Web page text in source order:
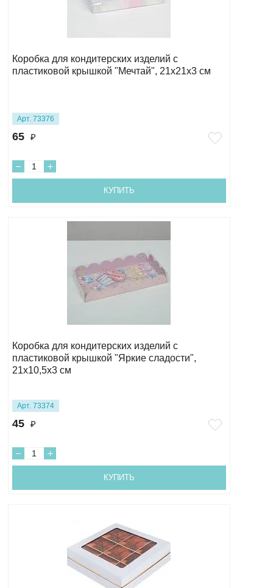
Коробка для кондитерских изделий с
пластиковой крышкой "Мечтай", 21х21х3 см
Арт. 73376
65 ₽
КУПИТЬ
Коробка для кондитерских изделий с
пластиковой крышкой "Яркие сладости",
21х10,5х3 см
Арт. 73374
45 ₽
КУПИТЬ